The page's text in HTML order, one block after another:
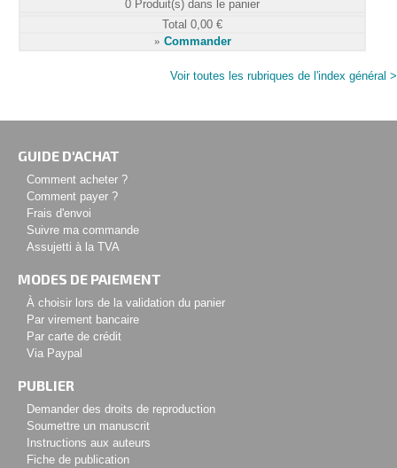
0 Produit(s) dans le panier
Total 0,00 €
» Commander
Voir toutes les rubriques de l'index général >
GUIDE D'ACHAT
Comment acheter ?
Comment payer ?
Frais d'envoi
Suivre ma commande
Assujetti à la TVA
MODES DE PAIEMENT
À choisir lors de la validation du panier
Par virement bancaire
Par carte de crédit
Via Paypal
PUBLIER
Demander des droits de reproduction
Soumettre un manuscrit
Instructions aux auteurs
Fiche de publication